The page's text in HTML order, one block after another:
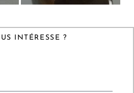
INTÉRESSE ?